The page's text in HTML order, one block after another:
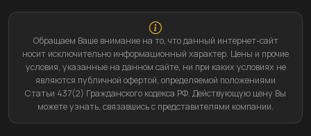
Обращаем Ваше внимание на то, что данный интернет-сайт
носит исключительно информационный характер. Цены и прочие
условия, указанные на данном сайте, ни при каких условиях не
являются публичной офертой, определяемой положениями
Статьи 437(2) Гражданского кодекса РФ. Действующую цену Вы
можете узнать, связавшись с представителями компании.